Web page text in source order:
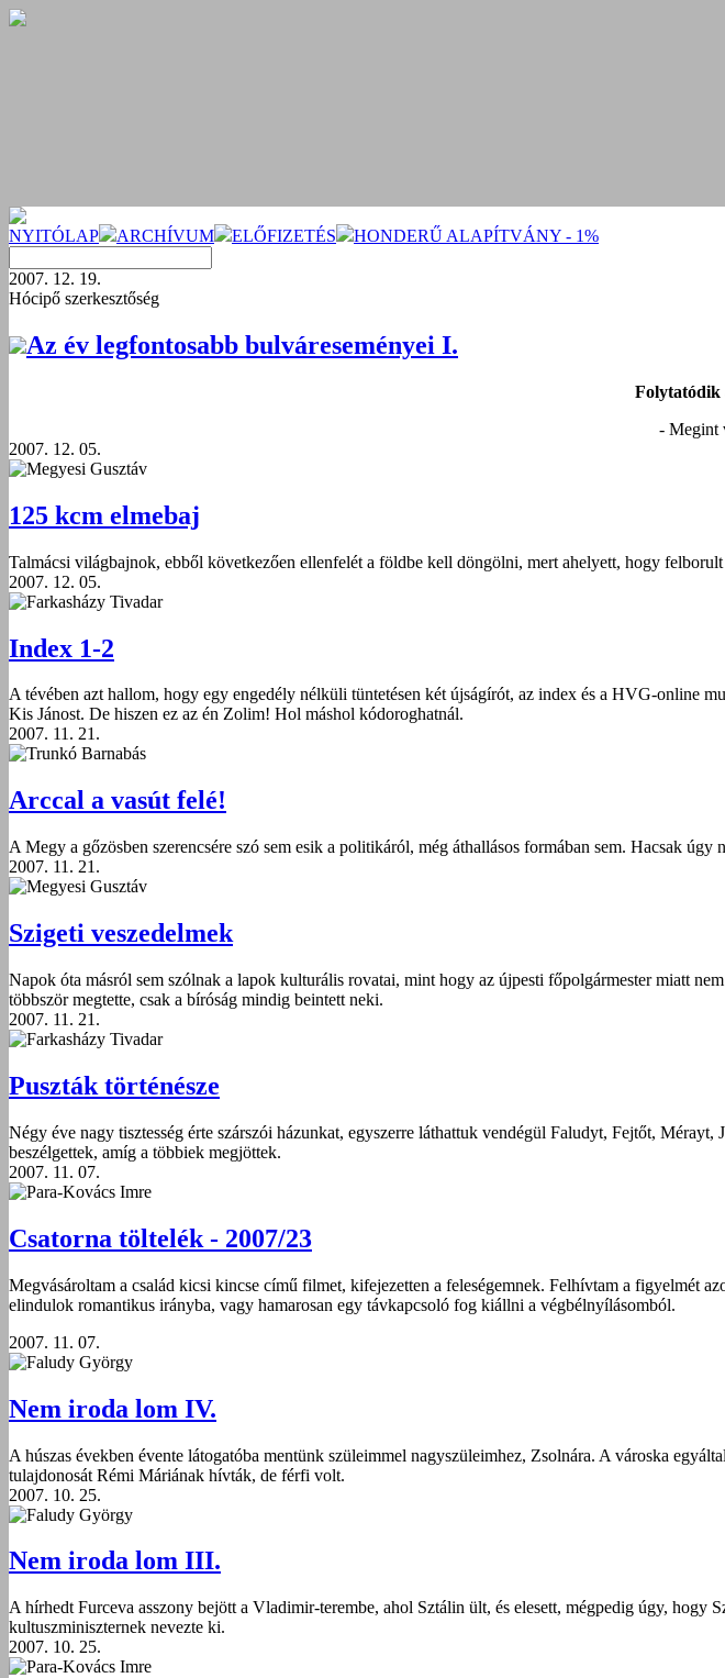
NYITÓLAP ARCHÍVUM ELŐFIZETÉS HONDERŰ ALAPÍTVÁNY - 1%
2007. 12. 19.
Hócipő szerkesztőség
Az év legfontosabb bulváreseményei I.
Folytatódik
- Megint
2007. 12. 05.
Megyesi Gusztáv
125 kcm elmebaj
Talmácsi világbajnok, ebből következően ellenfelét a földbe kell döngölni, mert ahelyett, hogy
2007. 12. 05.
Farkasházy Tivadar
Index 1-2
A tévében azt hallom, hogy egy engedély nélküli tüntetésen két újságírót, az index és a HVG-online
Kis Jánost. De hiszen ez az én Zolim! Hol máshol kódoroghatnál.
2007. 11. 21.
Trunkó Barnabás
Arccal a vasút felé!
A Megy a gőzösben szerencsére szó sem esik a politikáról, még áthallásos formában sem. Hacsak
2007. 11. 21.
Megyesi Gusztáv
Szigeti veszedelmek
Napok óta másról sem szólnak a lapok kulturális rovatai, mint hogy az újpesti főpolgármester miatt
többször megtette, csak a bíróság mindig beintett neki.
2007. 11. 21.
Farkasházy Tivadar
Puszták történésze
Négy éve nagy tisztesség érte szárszói házunkat, egyszerre láthattuk vendégül Faludyt, Fejtőt,
beszélgettek, amíg a többiek megjöttek.
2007. 11. 07.
Para-Kovács Imre
Csatorna töltelék - 2007/23
Megvásároltam a család kicsi kincse című filmet, kifejezetten a feleségemnek. Felhívtam a figyelmét
elindulok romantikus irányba, vagy hamarosan egy távkapcsoló fog kiállni a végbélnyílásomból.
2007. 11. 07.
Faludy György
Nem iroda lom IV.
A húszas években évente látogatóba mentünk szüleimmel nagyszüleimhez, Zsolnára. A városka
tulajdonosát Rémi Máriának hívták, de férfi volt.
2007. 10. 25.
Faludy György
Nem iroda lom III.
A hírhedt Furceva asszony bejött a Vladimir-terembe, ahol Sztálin ült, és elesett, mégpedig úgy,
kultuszminiszternek nevezte ki.
2007. 10. 25.
Para-Kovács Imre